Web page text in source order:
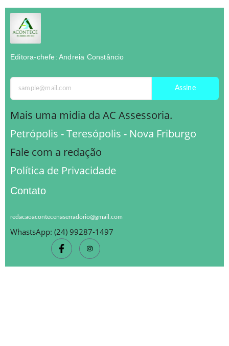
Editora-chefe: Andreia Constâncio
Assine
Mais uma midia da AC Assessoria.
Petrópolis - Teresópolis - Nova Friburgo
Fale com a redação
Política de Privacidade
Contato
redacaoacontecenaserradorio@gmail.com
WhastsApp: (24) 99287-1497